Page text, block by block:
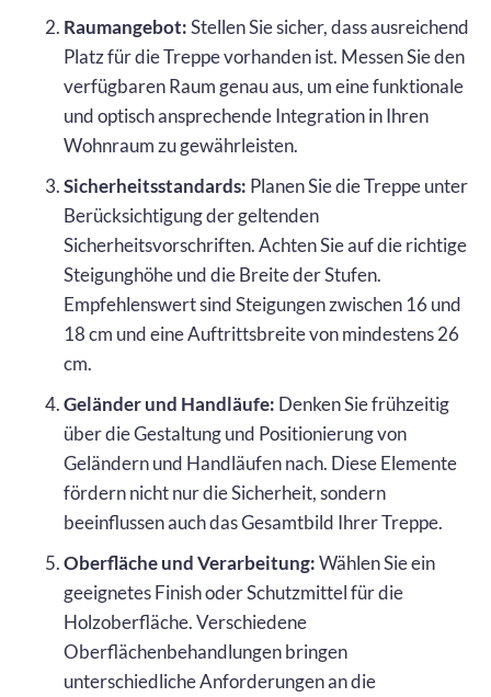
Raumangebot:Stellen Sie sicher, dass ausreichend
Platz für die Treppe vorhanden ist. Messen Sie den
verfügbaren Raum genau aus, um eine funktionale
und optisch ansprechende Integration in Ihren
Wohnraum zu gewährleisten.
Sicherheitsstandards: Planen Sie die Treppe unter
Berücksichtigung der geltenden
Sicherheitsvorschriften. Achten Sie auf die richtige
Steigunghöhe und die Breite der Stufen.
Empfehlenswert sind Steigungen zwischen 16 und
18 cm und eine Auftrittsbreite von mindestens 26
cm.
Geländer und Handläufe: Denken Sie frühzeitig
über die Gestaltung und Positionierung von
Geländern und Handläufen nach. Diese Elemente
fördern nicht nur die Sicherheit, sondern
beeinflussen auch das Gesamtbild Ihrer Treppe.
Oberfläche und Verarbeitung:Wählen Sie ein
geeignetes Finish oder Schutzmittel für die
Holzoberfläche. Verschiedene
Oberflächenbehandlungen bringen
unterschiedliche Anforderungen an die